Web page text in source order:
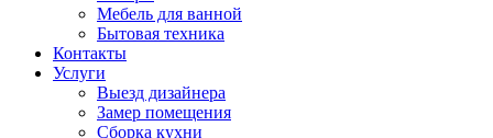
Мебель для ванной
Бытовая техника
Контакты
Услуги
Выезд дизайнера
Замер помещения
Сборка кухни